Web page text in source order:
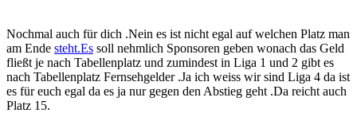
Nochmal auch für dich .Nein es ist nicht egal auf welchen Platz man
am Ende steht.Es soll nehmlich Sponsoren geben wonach das Geld
fließt je nach Tabellenplatz und zumindest in Liga 1 und 2 gibt es
nach Tabellenplatz Fernsehgelder .Ja ich weiss wir sind Liga 4 da ist
es für euch egal da es ja nur gegen den Abstieg geht .Da reicht auch
Platz 15.